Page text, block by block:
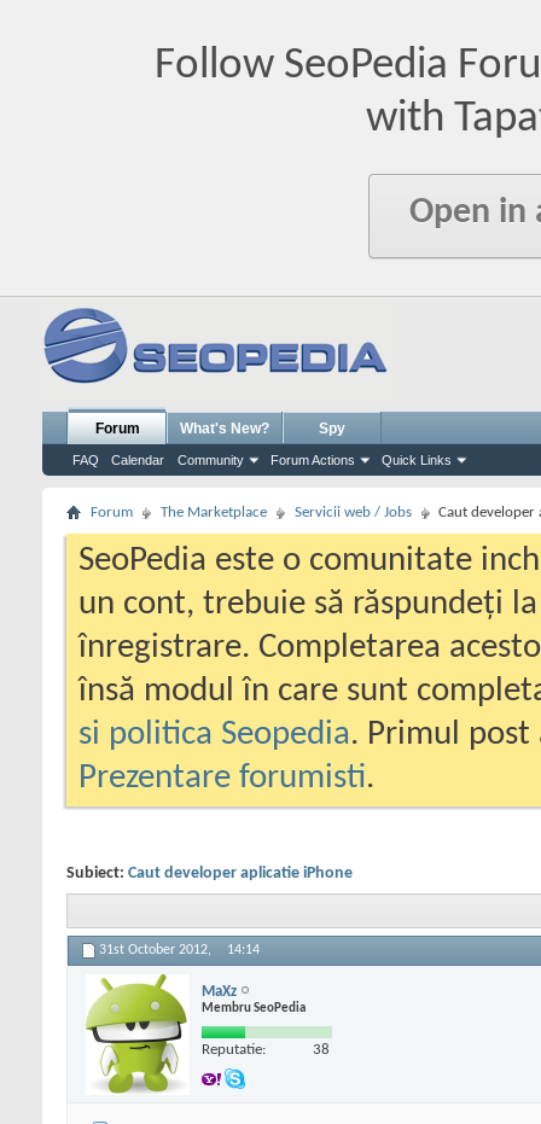
Follow SeoPedia
with
Open in
Forum
FAQ Calendar Community Forum Actions Quick Links
What's New? Spy
Forum The Marketplace Servicii web / Jobs Caut developer
SeoPedia este o comunitate
un cont, trebuie să răspundeți
înregistrare. Completarea
însă modul în care sunt
si politica Seopedia. Primul
Prezentare forumisti.
Subiect: Caut developer aplicatie iPhone
31st October 2012, 14:14
MaXz
Membru SeoPedia
Reputatie: 38